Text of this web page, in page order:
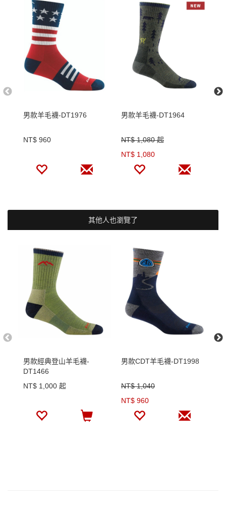
男款羊毛襪-DT1976
NT$ 960
男款羊毛襪-DT1964
NT$ 1,080 起
NT$ 1,080
其他人也瀏覽了
男款經典登山羊毛襪-
DT1466
NT$ 1,000 起
男款CDT羊毛襪-DT1998
NT$ 1,040
NT$ 960